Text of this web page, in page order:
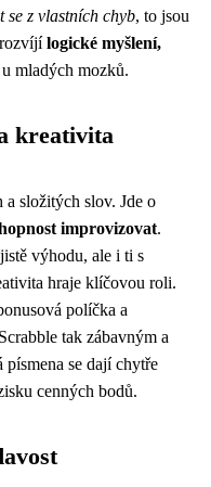
z vlastních chyb, to jsou
logické myšlení,
mladých mozků.
kreativita
a složitých slov. Jde o
improvizovat.
výhodu, ale i ti s
hraje klíčovou roli.
políčka a
tak zábavným a
se dají chytře
cenných bodů.